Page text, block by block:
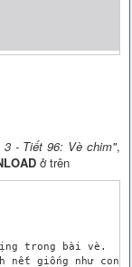
3 - Tiết 96: Vè chim",
ở trên
trong bài vè.
giống như con